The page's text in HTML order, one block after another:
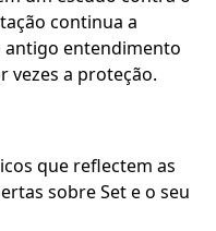
continua a
entendimento
vezes a proteção.
que reflectem as
sobre Set e o seu